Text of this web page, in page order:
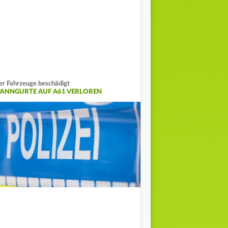
Fahrzeuge beschädigt
AUF A61 VERLOREN